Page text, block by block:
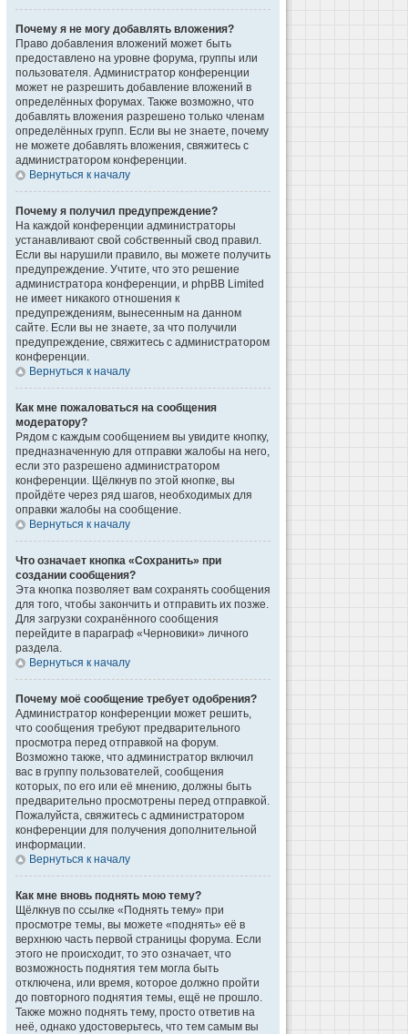
Почему я не могу добавлять вложения?
Право добавления вложений может быть
предоставлено на уровне форума, группы или
пользователя. Администратор конференции
может не разрешить добавление вложений в
определённых форумах. Также возможно, что
добавлять вложения разрешено только членам
определённых групп. Если вы не знаете, почему
не можете добавлять вложения, свяжитесь с
администратором конференции.
Вернуться к началу
Почему я получил предупреждение?
На каждой конференции администраторы
устанавливают свой собственный свод правил.
Если вы нарушили правило, вы можете получить
предупреждение. Учтите, что это решение
администратора конференции, и phpBB Limited
не имеет никакого отношения к
предупреждениям, вынесенным на данном
сайте. Если вы не знаете, за что получили
предупреждение, свяжитесь с администратором
конференции.
Вернуться к началу
Как мне пожаловаться на сообщения
модератору?
Рядом с каждым сообщением вы увидите кнопку,
предназначенную для отправки жалобы на него,
если это разрешено администратором
конференции. Щёлкнув по этой кнопке, вы
пройдёте через ряд шагов, необходимых для
оправки жалобы на сообщение.
Вернуться к началу
Что означает кнопка «Сохранить» при
создании сообщения?
Эта кнопка позволяет вам сохранять сообщения
для того, чтобы закончить и отправить их позже.
Для загрузки сохранённого сообщения
перейдите в параграф «Черновики» личного
раздела.
Вернуться к началу
Почему моё сообщение требует одобрения?
Администратор конференции может решить,
что сообщения требуют предварительного
просмотра перед отправкой на форум.
Возможно также, что администратор включил
вас в группу пользователей, сообщения
которых, по его или её мнению, должны быть
предварительно просмотрены перед отправкой.
Пожалуйста, свяжитесь с администратором
конференции для получения дополнительной
информации.
Вернуться к началу
Как мне вновь поднять мою тему?
Щёлкнув по ссылке «Поднять тему» при
просмотре темы, вы можете «поднять» её в
верхнюю часть первой страницы форума. Если
этого не происходит, то это означает, что
возможность поднятия тем могла быть
отключена, или время, которое должно пройти
до повторного поднятия темы, ещё не прошло.
Также можно поднять тему, просто ответив на
неё, однако удостоверьтесь, что тем самым вы